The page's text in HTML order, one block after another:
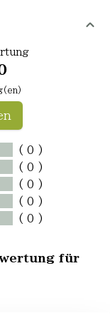
( 0 )
( 0 )
( 0 )
( 0 )
( 0 )
für